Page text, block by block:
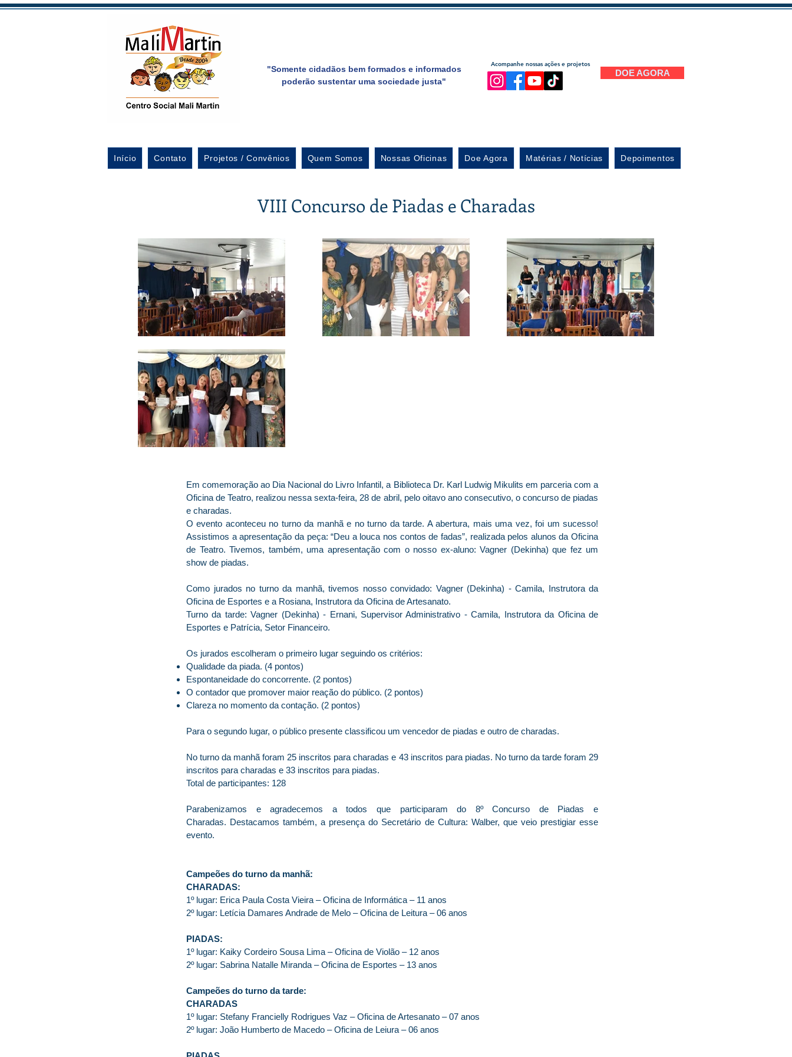
"Somente cidadãos bem formados e informados
poderão sustentar uma sociedade justa"
Acompanhe nossas ações e projetos
DOE AGORA
Início Contato Projetos / Convênios Quem Somos Nossas Oficinas Doe Agora Matérias / Notícias Depoimentos
VIII Concurso de Piadas e Charadas
Em comemoração ao Dia Nacional do Livro Infantil, a Biblioteca Dr. Karl Ludwig Mikulits em parceria com a
Oficina de Teatro, realizou nessa sexta-feira, 28 de abril, pelo oitavo ano consecutivo, o concurso de piadas
e charadas.
O evento aconteceu no turno da manhã e no turno da tarde. A abertura, mais uma vez, foi um sucesso!
Assistimos a apresentação da peça: “Deu a louca nos contos de fadas”, realizada pelos alunos da Oficina
de Teatro. Tivemos, também, uma apresentação com o nosso ex-aluno: Vagner (Dekinha) que fez um
show de piadas.
Como jurados no turno da manhã, tivemos nosso convidado: Vagner (Dekinha) - Camila, Instrutora da
Oficina de Esportes e a Rosiana, Instrutora da Oficina de Artesanato.
Turno da tarde: Vagner (Dekinha) - Ernani, Supervisor Administrativo - Camila, Instrutora da Oficina de
Esportes e Patrícia, Setor Financeiro.
Os jurados escolheram o primeiro lugar seguindo os critérios:
Qualidade da piada. (4 pontos)
Espontaneidade do concorrente. (2 pontos)
O contador que promover maior reação do público. (2 pontos)
Clareza no momento da contação. (2 pontos)
Para o segundo lugar, o público presente classificou um vencedor de piadas e outro de charadas.
No turno da manhã foram 25 inscritos para charadas e 43 inscritos para piadas. No turno da tarde foram 29
inscritos para charadas e 33 inscritos para piadas.
Total de participantes: 128
Parabenizamos e agradecemos a todos que participaram do 8º Concurso de Piadas e
Charadas. Destacamos também, a presença do Secretário de Cultura: Walber, que veio prestigiar esse
evento.
Campeões do turno da manhã:
CHARADAS:
1º lugar: Erica Paula Costa Vieira – Oficina de Informática – 11 anos
2º lugar: Letícia Damares Andrade de Melo – Oficina de Leitura – 06 anos
PIADAS:
1º lugar: Kaiky Cordeiro Sousa Lima – Oficina de Violão – 12 anos
2º lugar: Sabrina Natalle Miranda – Oficina de Esportes – 13 anos
Campeões do turno da tarde:
CHARADAS
1º lugar: Stefany Francielly Rodrigues Vaz – Oficina de Artesanato – 07 anos
2º lugar: João Humberto de Macedo – Oficina de Leiura – 06 anos